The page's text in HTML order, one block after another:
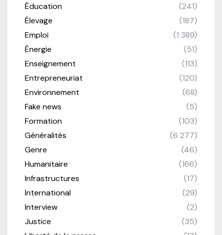
Éducation
(241)
Élevage
(187)
Emploi
(1 389)
Énergie
(51)
Enseignement
(113)
Entrepreneuriat
(120)
Environnement
(68)
Fake news
(5)
Formation
(103)
Généralités
(6 277)
Genre
(46)
Humanitaire
(166)
Infrastructures
(17)
International
(29)
Interview
(2)
Justice
(35)